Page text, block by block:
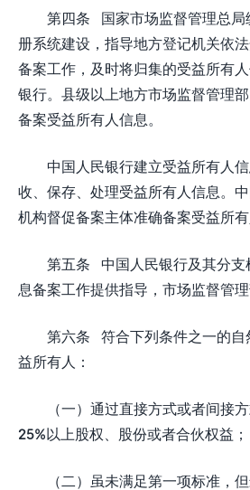
第四条 国家市场监督管理总局
册系统建设，指导地方登记机关依
备案工作，及时将归集的受益所有
银行。县级以上地方市场监督管理
备案受益所有人信息。
中国人民银行建立受益所有人
收、保存、处理受益所有人信息。
机构督促备案主体准确备案受益所有
第五条 中国人民银行及其分支
息备案工作提供指导，市场监督管理
第六条 符合下列条件之一的自
益所有人：
（一）通过直接方式或者间接
25%以上股权、股份或者合伙权益；
（二）虽未满足第一项标准，